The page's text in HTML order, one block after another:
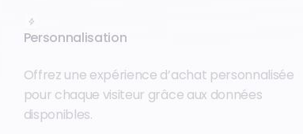
Personnalisation
Offrez une expérience d’achat personnalisée
pour chaque visiteur grâce aux données
disponibles.